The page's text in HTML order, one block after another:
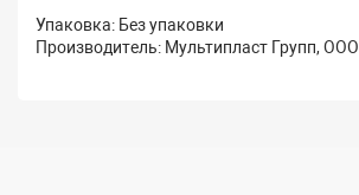
Упаковка: Без упаковки
Производитель: Мультипласт Групп, ООО